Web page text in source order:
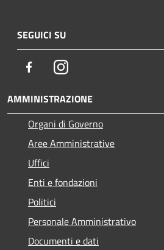
SEGUICI SU
FacebookInstagram
AMMINISTRAZIONE
Organi di Governo
Aree Amministrative
Uffici
Enti e fondazioni
Politici
Personale Amministrativo
Documenti e dati